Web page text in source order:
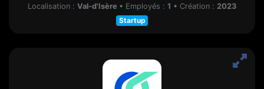
Localisation : Val-d'Isère • Employés : 1 • Création : 2023
Startup